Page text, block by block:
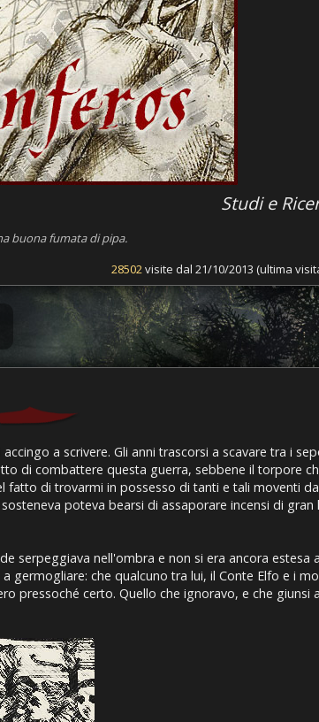
Studi e
buona fumata di pipa.
28502visite dal 21/10/2013 (ultima
a scrivere. Gli anni trascorsi a scavare tra i
di combattere questa guerra, sebbene il torpore
di trovarmi in possesso di tanti e tali moventi
poteva bearsi di assaporare incensi di gran
serpeggiava nell'ombra e non si era ancora estesa
che qualcuno tra lui, il Conte Elfo e i
pressoché certo. Quello che ignoravo, e che giunsi